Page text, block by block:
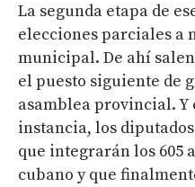
La segunda etapa de
elecciones parciales a
municipal. De ahí
el puesto siguiente de
asamblea provincial.
instancia, los
que integrarán los 605
cubano y que